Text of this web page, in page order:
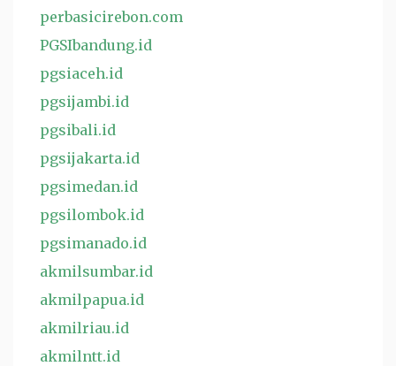
perbasicirebon.com
PGSIbandung.id
pgsiaceh.id
pgsijambi.id
pgsibali.id
pgsijakarta.id
pgsimedan.id
pgsilombok.id
pgsimanado.id
akmilsumbar.id
akmilpapua.id
akmilriau.id
akmilntt.id